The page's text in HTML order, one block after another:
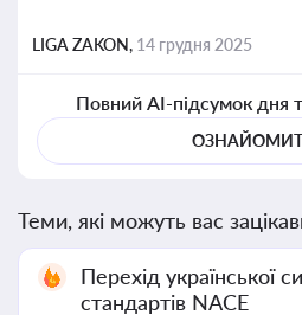
LIGA ZAKON, 14 грудня 2025
Повний AI-підсумок дня
Теми, які можуть вас
Перехід української
стандартів NACE